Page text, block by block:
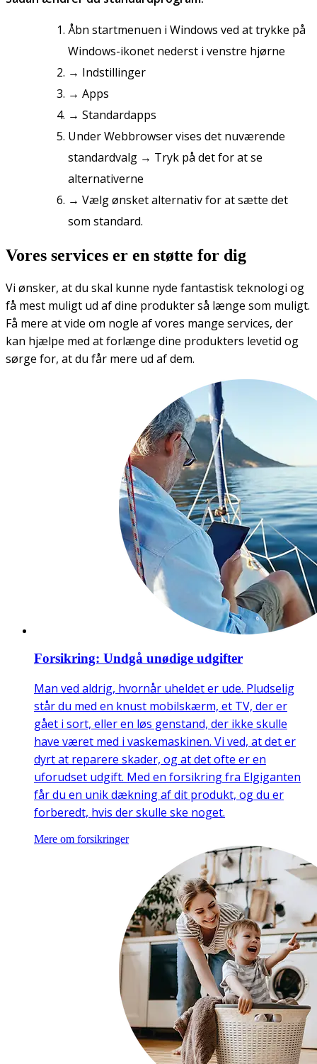
Åbn startmenuen i Windows ved at trykke på
Windows-ikonet nederst i venstre hjørne
→ Indstillinger
→ Apps
→ Standardapps
Under Webbrowser vises det nuværende
standardvalg → Tryk på det for at se
alternativerne
→ Vælg ønsket alternativ for at sætte det
som standard.
Vores services er en støtte for dig
Vi ønsker, at du skal kunne nyde fantastisk teknologi og
få mest muligt ud af dine produkter så længe som muligt.
Få mere at vide om nogle af vores mange services, der
kan hjælpe med at forlænge dine produkters levetid og
sørge for, at du får mere ud af dem.
Forsikring: Undgå unødige udgifter
Man ved aldrig, hvornår uheldet er ude. Pludselig
står du med en knust mobilskærm, et TV, der er
gået i sort, eller en løs genstand, der ikke skulle
have været med i vaskemaskinen. Vi ved, at det er
dyrt at reparere skader, og at det ofte er en
uforudset udgift. Med en forsikring fra Elgiganten
får du en unik dækning af dit produkt, og du er
forberedt, hvis der skulle ske noget.
Mere om forsikringer